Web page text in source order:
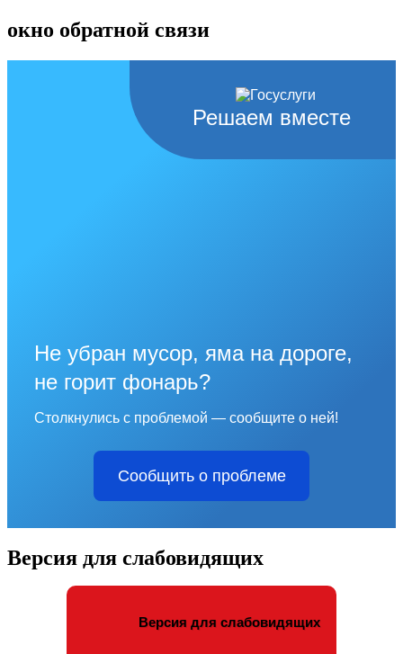
окно обратной связи
Решаем вместе
Не убран мусор, яма на дороге,
не горит фонарь?
Столкнулись с проблемой — сообщите о ней!
Сообщить о проблеме
Версия для слабовидящих
Версия для слабовидящих